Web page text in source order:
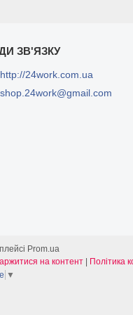
http://24work.com.ua
shop.24work@gmail.com
Prom.ua
на контент | Політика
▼